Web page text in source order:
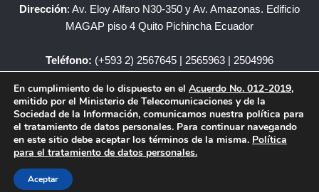
Dirección: Av. Eloy Alfaro N30-350 y Av. Amazonas. Edificio
MAGAP piso 4 Quito Pichincha Ecuador
Teléfono: (+593 2) 2567645 | 2565963 | 2504996
iniap@iniap.gob.ec
Copyright © – INIAP Todos los Derechos Reservados.
En cumplimiento de lo dispuesto en el Acuerdo No. 012-2019,
emitido por el Ministerio de Telecomunicaciones y de la
Sociedad de la Información, comunicamos nuestra política para
el tratamiento de datos personales. Para continuar navegando
en este sitio debe aceptar los términos de la misma. Política
para el tratamiento de datos personales.
Aceptar